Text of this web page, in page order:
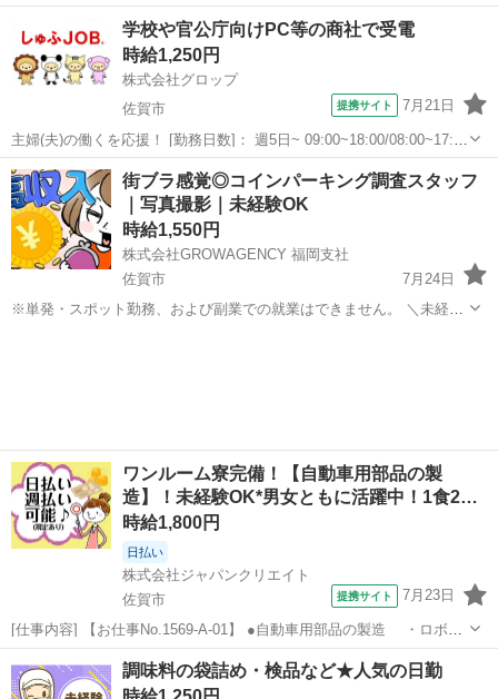
を「アパート」「マンション」のポストに配るお仕事です。 ※戸建へ
は配りません。 ■全国自分の好きなエリアで配布できます。ご自宅の
近く、職場の帰り道など...
佐賀市 ポスティング スタッフ
学校や官公庁向けPC等の商社で受電
時給1,250円
株式会社グロップ
佐賀市
提携サイト 7月21日
主婦(夫)の働くを応援！ [勤務日数]： 週5日~ 09:00~18:00/08:00~17:00
月/火/水/木/金 [勤務地・最寄駅]： 佐賀県佐賀市鍋島森田902 株式会社
グロップ鳥栖オフィス 鍋島駅自動車3分 ...
佐賀 佐賀市 受付
街ブラ感覚◎コインパーキング調査スタッフ
｜写真撮影｜未経験OK
時給1,550円
株式会社GROWAGENCY 福岡支社
佐賀市
7月24日
※単発・スポット勤務、および副業での就業はできません。 ＼未経験
ワンルーム寮完備！【自動車用部品の製
造】！未経験OK*男女ともに活躍中！1食2…
時給1,800円
日払い
株式会社ジャパンクリエイト
佐賀市
提携サイト 7月23日
[仕事内容] 【お仕事No.1569-A-01】 ●自動車用部品の製造 ・ロボッ
ト塗装 →自動で塗装を行う現場で作業の難しさはありません。
焼き窯の近くでの作業のため暑さがございます。 ・組付け
佐賀市 工場
調味料の袋詰め・検品など★人気の日勤